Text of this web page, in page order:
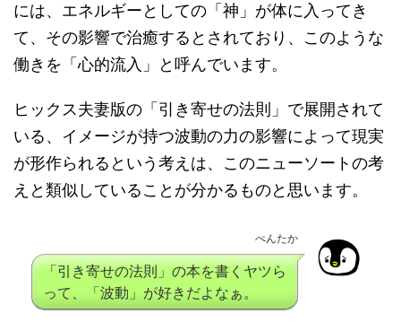
には、エネルギーとしての「神」が体に入ってき
て、その影響で治癒するとされており、このような
働きを「心的流入」と呼んでいます。
ヒックス夫妻版の「引き寄せの法則」で展開されて
いる、イメージが持つ波動の力の影響によって現実
が形作られるという考えは、このニューソートの考
えと類似していることが分かるものと思います。
ぺんたか
「引き寄せの法則」の本を書くヤツら
って、「波動」が好きだよなぁ。